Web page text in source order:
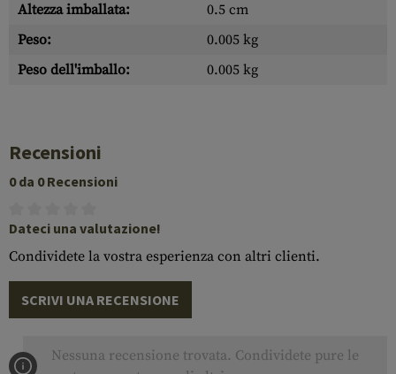
Altezza imballata:
0.5 cm
Peso:
0.005 kg
Peso dell'imballo:
0.005 kg
Recensioni
0 da 0 Recensioni
Dateci una valutazione!
Condividete la vostra esperienza con altri clienti.
SCRIVI UNA RECENSIONE
Nessuna recensione trovata. Condividete pure le